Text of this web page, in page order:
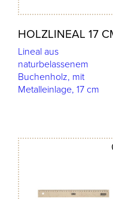
HOLZLINEAL 17
Lineal aus
naturbelassenem
Buchenholz, mit
Metalleinlage, 17 cm
merken